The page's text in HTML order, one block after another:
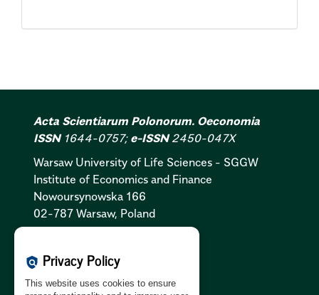
Acta Scientiarum Polonorum. Oeconomia
ISSN1644-0757; e-ISSN2450-047X
Warsaw University of Life Sciences - SGGW
Institute of Economics and Finance
Nowoursynowska 166
02-787 Warsaw, Poland
Privacy Policy:PL
GDPR Clause:PL|EN
policy Privacy Policy
This website uses cookies to ensure